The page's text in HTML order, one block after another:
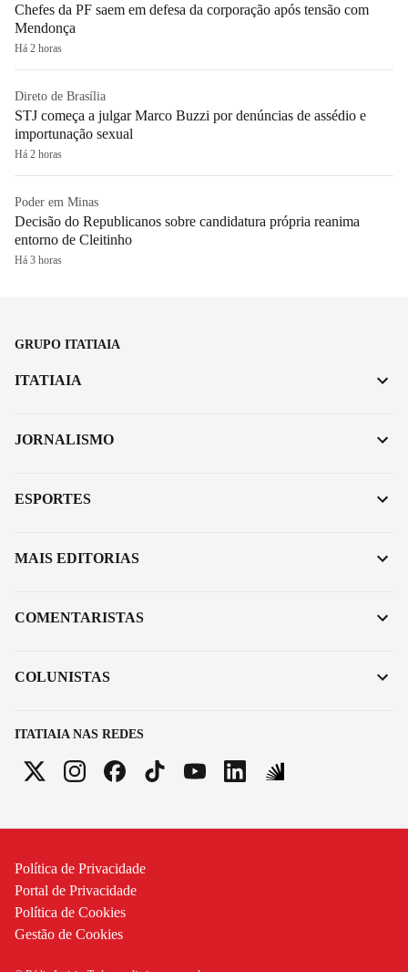
Chefes da PF saem em defesa da corporação após tensão com
Mendonça
Há 2 horas
Direto de Brasília
STJ começa a julgar Marco Buzzi por denúncias de assédio e
importunação sexual
Há 2 horas
Poder em Minas
Decisão do Republicanos sobre candidatura própria reanima
entorno de Cleitinho
Há 3 horas
GRUPO ITATIAIA
ITATIAIA NAS REDES
ITATIAIA
JORNALISMO
ESPORTES
MAIS EDITORIAS
COMENTARISTAS
COLUNISTAS
Política de Privacidade
Portal de Privacidade
Política de Cookies
Gestão de Cookies